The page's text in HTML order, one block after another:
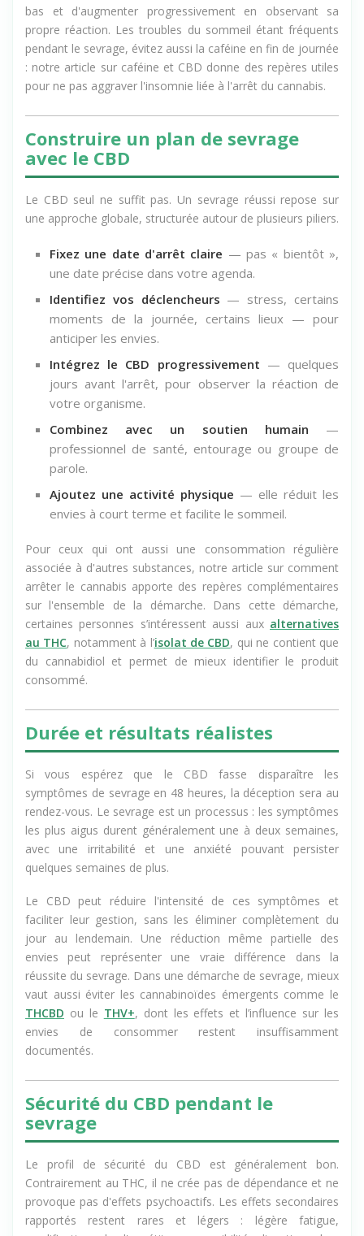
selon la sensibilité individuelle. Le mieux est de commencer
bas et d'augmenter progressivement en observant sa
propre réaction. Les troubles du sommeil étant fréquents
pendant le sevrage, évitez aussi la caféine en fin de journée
: notre article sur caféine et CBD donne des repères utiles
Construire un plan de sevrage
avec le CBD
Le CBD seul ne suffit pas. Un sevrage réussi repose sur
Fixez une date d'arrêt claire— pas « bientôt »,
une date précise dans votre agenda.
Identifiez vos déclencheurs— stress, certains
moments de la journée, certains lieux — pour
Intégrez le CBD progressivement— quelques
jours avant l'arrêt, pour observer la réaction de
Combinez avec un soutien humain—
professionnel de santé, entourage ou groupe de
Ajoutez une activité physique — elle réduit les
Pour ceux qui ont aussi une consommation régulière
associée à d'autres substances, notre article sur comment
arrêter le cannabis apporte des repères complémentaires
sur l'ensemble de la démarche. Dans cette démarche,
certaines personnes s’intéressent aussi aux alternatives
au THC, notamment à l’isolat de CBD , qui ne contient que
du cannabidiol et permet de mieux identifier le produit
Durée et résultats réalistes
Si vous espérez que le CBD fasse disparaître les
symptômes de sevrage en 48 heures, la déception sera au
rendez-vous. Le sevrage est un processus : les symptômes
les plus aigus durent généralement une à deux semaines,
avec une irritabilité et une anxiété pouvant persister
Le CBD peut réduire l'intensité de ces symptômes et
faciliter leur gestion, sans les éliminer complètement du
jour au lendemain. Une réduction même partielle des
envies peut représenter une vraie différence dans la
réussite du sevrage. Dans une démarche de sevrage, mieux
vaut aussi éviter les cannabinoïdes émergents comme le
THCBD
ou le THV+, dont les effets et l’influence sur les
envies de consommer restent insuffisamment
Sécurité du CBD pendant le
sevrage
Le profil de sécurité du CBD est généralement bon.
Contrairement au THC, il ne crée pas de dépendance et ne
provoque pas d'effets psychoactifs. Les effets secondaires